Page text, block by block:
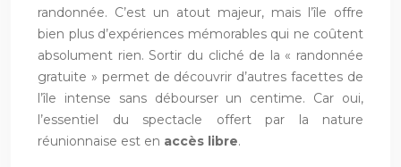
randonnée. C’est un atout majeur, mais l’île offre
bien plus d’expériences mémorables qui ne coûtent
absolument rien. Sortir du cliché de la « randonnée
gratuite » permet de découvrir d’autres facettes de
l’île intense sans débourser un centime. Car oui,
l’essentiel du spectacle offert par la nature
réunionnaise est en accès libre.